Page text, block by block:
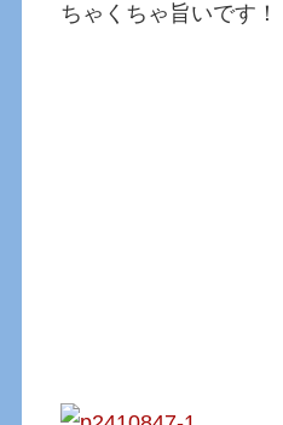
ちゃくちゃ旨いです！